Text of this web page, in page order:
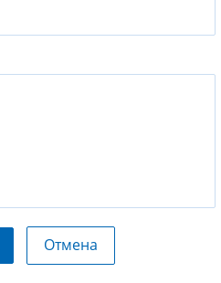
Отмена